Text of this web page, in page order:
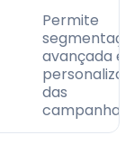
Permite
avançada e
das
campanhas